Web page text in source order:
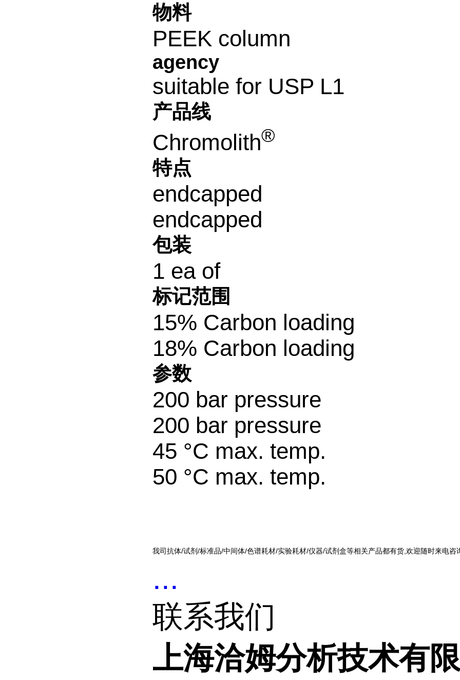
物料
PEEK column
agency
suitable for USP L1
产品线
Chromolith®
特点
endcapped
endcapped
包装
1 ea of
标记范围
15% Carbon loading
18% Carbon loading
参数
200 bar pressure
200 bar pressure
45 °C max. temp.
50 °C max. temp.
我司抗体/试剂/标准品/中间体/色谱耗材/实验耗材/仪器/试剂盒等相关产品都有货,欢迎随时来电咨
...
联系我们
上海洽姆分析技术有